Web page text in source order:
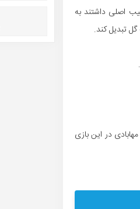
اصلی داشتند به
تبدیل کند.
در این بازی